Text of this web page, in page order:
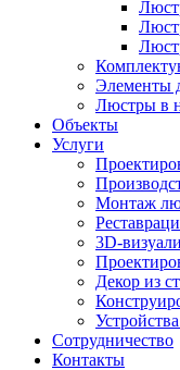
Элементы
Люстры в
Объекты
Услуги
Монтаж
3D-
Декор из
Сотрудничество
Контакты